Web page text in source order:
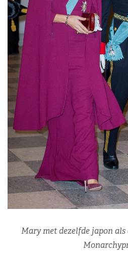
​Mary met dezelfde japon als